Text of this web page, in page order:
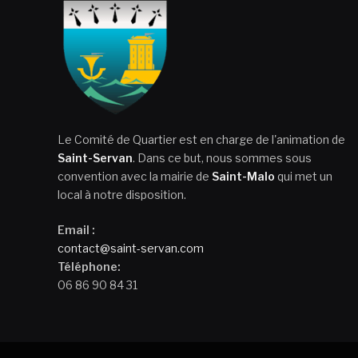
Le Comité de Quartier est en charge de l'animation de
Saint-Servan. Dans ce but, nous sommes sous
convention avec la mairie de Saint-Malo qui met un
local à notre disposition.
Email :
contact@saint-servan.com
Téléphone:
06 86 90 84 31